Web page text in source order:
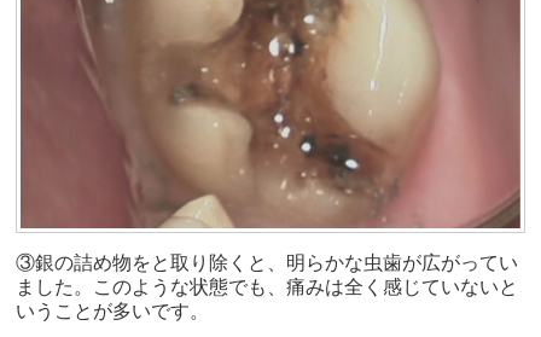
③銀の詰め物をと取り除くと、明らかな虫歯が広がってい
ました。このような状態でも、痛みは全く感じていないと
いうことが多いです。